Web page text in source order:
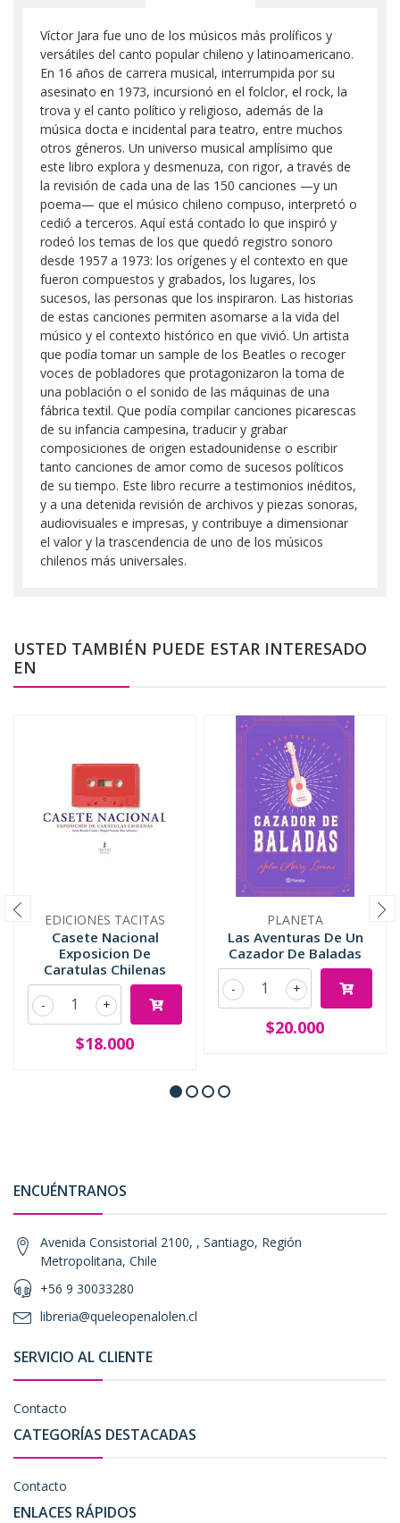
Víctor Jara fue uno de los músicos más prolíficos y
versátiles del canto popular chileno y latinoamericano.
En 16 años de carrera musical, interrumpida por su
asesinato en 1973, incursionó en el folclor, el rock, la
trova y el canto político y religioso, además de la
música docta e incidental para teatro, entre muchos
otros géneros. Un universo musical amplísimo que
este libro explora y desmenuza, con rigor, a través de
la revisión de cada una de las 150 canciones —y un
poema— que el músico chileno compuso, interpretó o
cedió a terceros. Aquí está contado lo que inspiró y
rodeó los temas de los que quedó registro sonoro
desde 1957 a 1973: los orígenes y el contexto en que
fueron compuestos y grabados, los lugares, los
sucesos, las personas que los inspiraron. Las historias
de estas canciones permiten asomarse a la vida del
músico y el contexto histórico en que vivió. Un artista
que podía tomar un sample de los Beatles o recoger
voces de pobladores que protagonizaron la toma de
una población o el sonido de las máquinas de una
fábrica textil. Que podía compilar canciones picarescas
de su infancia campesina, traducir y grabar
composiciones de origen estadounidense o escribir
tanto canciones de amor como de sucesos políticos
de su tiempo. Este libro recurre a testimonios inéditos,
y a una detenida revisión de archivos y piezas sonoras,
audiovisuales e impresas, y contribuye a dimensionar
el valor y la trascendencia de uno de los músicos
chilenos más universales.
USTED TAMBIÉN PUEDE ESTAR INTERESADO
EN
EDICIONES TACITAS
Casete Nacional
Exposicion De
Caratulas Chilenas
+
-
$18.000
PLANETA
Las Aventuras De Un
Cazador De Baladas
+
-
$20.000
ENCUÉNTRANOS
Avenida Consistorial 2100, , Santiago, Región
Metropolitana, Chile
+56 9 30033280
libreria@queleopenalolen.cl
SERVICIO AL CLIENTE
Contacto
CATEGORÍAS DESTACADAS
Contacto
ENLACES RÁPIDOS